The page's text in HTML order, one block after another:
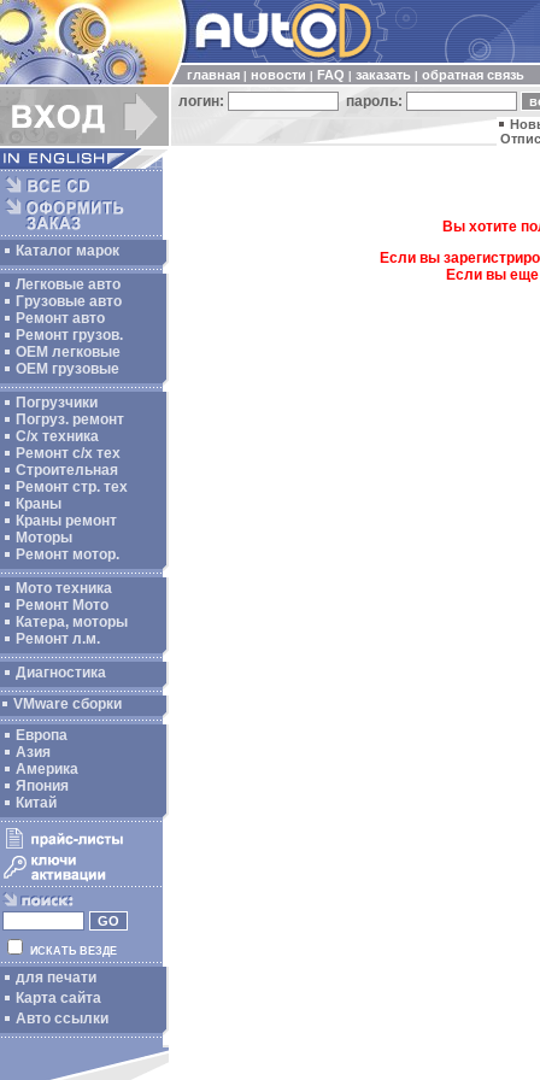
главная новости FAQ заказать обратная связь
логин: пароль:
Каталог марок
Легковые авто
Грузовые авто
Ремонт авто
Ремонт грузов.
ОЕМ легковые
OEM грузовые
Погрузчики
Погруз. ремонт
С/х техника
Ремонт с/х тех
Строительная
Ремонт стр. тех
Краны
Краны ремонт
Моторы
Ремонт мотор.
Мото техника
Ремонт Мото
Катера, моторы
Ремонт л.м.
Диагностика
VMware сборки
Европа
Азия
Америка
Япония
Китай
ИСКАТЬ ВЕЗДЕ
для печати
Карта сайта
Авто ссылки
Вы хотите
Если вы
Если вы еще